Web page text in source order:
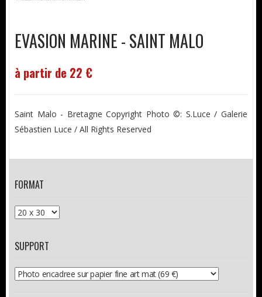
EVASION MARINE - SAINT MALO
à partir de 22 €
Saint Malo - Bretagne Copyright Photo ©: S.Luce / Galerie
Sébastien Luce / All Rights Reserved
FORMAT
SUPPORT